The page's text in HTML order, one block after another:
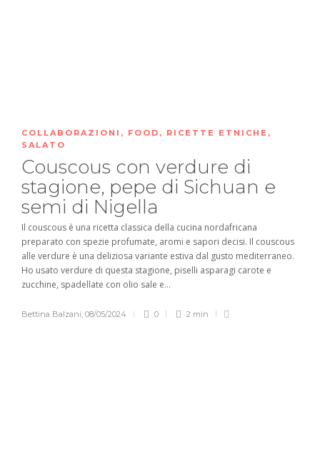
COLLABORAZIONI , FOOD , RICETTE ETNICHE ,
SALATO
Couscous con verdure di
stagione, pepe di Sichuan e
semi di Nigella
Il couscous è una ricetta classica della cucina nordafricana
preparato con spezie profumate, aromi e sapori decisi. Il couscous
alle verdure è una deliziosa variante estiva dal gusto mediterraneo.
Ho usato verdure di questa stagione, piselli asparagi carote e
zucchine, spadellate con olio sale e...
Bettina Balzani, 08/05/2024 0 2 min